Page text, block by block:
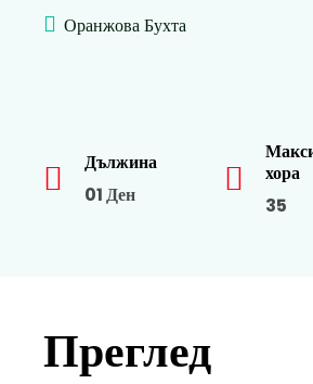
Оранжова Бухта
Дължина
01 Ден
хора
35
Преглед